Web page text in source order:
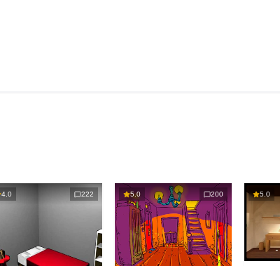
4.0 222 5.0 200 5.0